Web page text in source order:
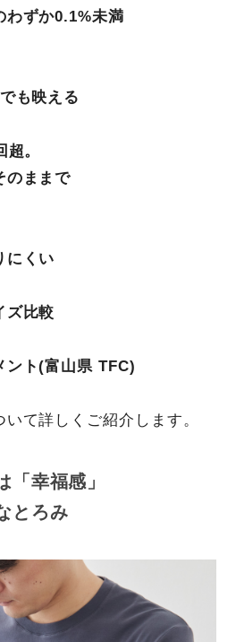
ずか0.1%未満
も映える
。
ままで
にくい
ズ比較
ト(富山県 TFC)
て詳しくご紹介します。
幸福感」
とろみ